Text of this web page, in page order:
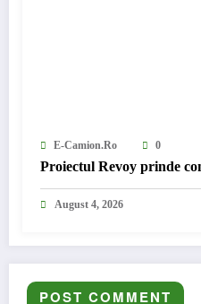
E-Camion.ro 0
Proiectul Revoy prinde
August 4, 2026
POST COMMENT